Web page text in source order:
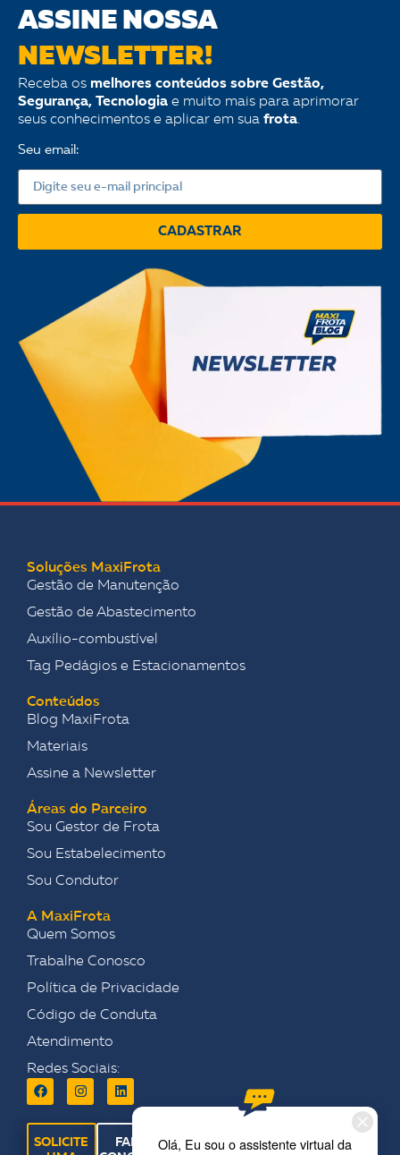
ASSINE NOSSA
NEWSLETTER!
Receba os melhores conteúdos sobre Gestão,
Segurança, Tecnologia e muito mais para aprimorar
seus conhecimentos e aplicar em sua frota.
Seu email:
CADASTRAR
Soluções MaxiFrota
Gestão de Manutenção
Gestão de Abastecimento
Auxílio-combustível
Tag Pedágios e Estacionamentos
Conteúdos
Blog MaxiFrota
Materiais
Assine a Newsletter
Áreas do Parceiro
Sou Gestor de Frota
Sou Estabelecimento
Sou Condutor
A MaxiFrota
Quem Somos
Trabalhe Conosco
Política de Privacidade
Código de Conduta
Atendimento
Redes Sociais:
SOLICITE
FALE